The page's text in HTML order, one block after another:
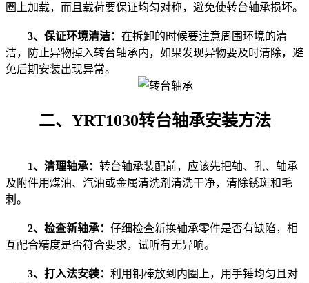
圈上加载，而且载荷要保证均匀对称，避免使转台轴承损坏。
3、保证环境清洁： 在拆卸的时候要注意周围环境的清
洁，防止异物掉入转台轴承内，如果发现异物要及时清除，避
免后期安装出现异常。
二、YRT1030转台轴承安装方法
1、清理轴承： 转台轴承装配前，应该先把轴、孔、轴承
及附件用煤油、汽油或金属清洗剂清洗干净，清除锈斑和毛
刺。
2、检查新轴承： 仔细检查新换轴承零件是否有缺陷，相
互配合精度是否符合要求，试听有无异响。
3、打入法安装： 利用铜棒放到内圈上，用手锤均匀且对